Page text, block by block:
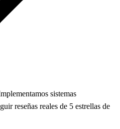
sistemas
reseñas reales de 5 estrellas de